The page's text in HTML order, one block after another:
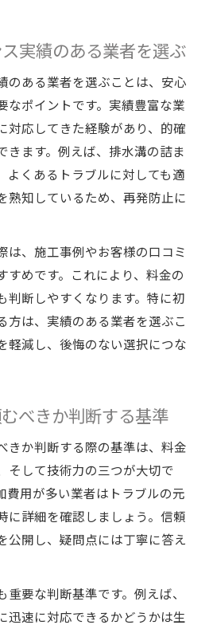
実績のある業者を選ぶ
のある業者を選ぶことは、安心
なポイントです。実績豊富な業
対応してきた経験があり、的確
きます。例えば、排水溝の詰ま
よくあるトラブルに対しても適
熟知しているため、再発防止に
は、施工事例やお客様の口コミ
すめです。これにより、料金の
判断しやすくなります。特に初
方は、実績のある業者を選ぶこ
軽減し、後悔のない選択につな
べきか判断する基準
きか判断する際の基準は、料金
そして技術力の三つが大切で
費用が多い業者はトラブルの元
に詳細を確認しましょう。信頼
公開し、疑問点には丁寧に答え
要な判断基準です。例えば、
迅速に対応できるかどうかは生